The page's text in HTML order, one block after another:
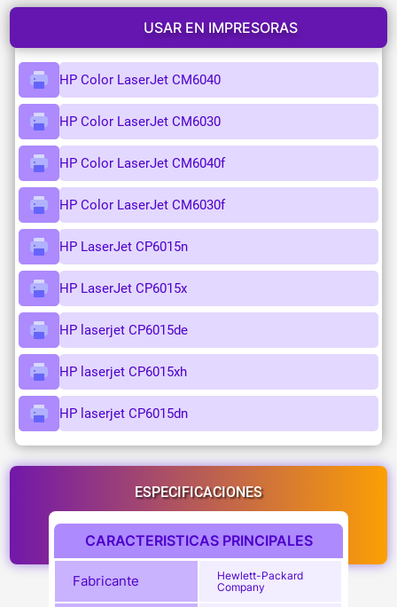
USAR EN IMPRESORAS
HP Color LaserJet CM6040
HP Color LaserJet CM6030
HP Color LaserJet CM6040f
HP Color LaserJet CM6030f
HP LaserJet CP6015n
HP LaserJet CP6015x
HP laserjet CP6015de
HP laserjet CP6015xh
HP laserjet CP6015dn
ESPECIFICACIONES
CARACTERISTICAS PRINCIPALES
Fabricante
Hewlett-Packard
Company